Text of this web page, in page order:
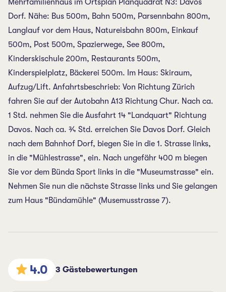
Mehrfamilienhaus im Ortsplan Planquadrat N3: Davos
Dorf. Nähe: Bus 500m, Bahn 500m, Parsennbahn 800m,
Langlauf vor dem Haus, Natureisbahn 800m, Einkauf
500m, Post 500m, Spazierwege, See 800m,
Kinderskischule 200m, Restaurants 500m,
Kinderspielplatz, Bäckerei 500m. Im Haus: Skiraum,
Aufzug/Lift. Anfahrtsbeschrieb: Von Richtung Zürich
fahren Sie auf der Autobahn A13 Richtung Chur. Nach ca.
1 Std. nehmen Sie die Ausfahrt 14 "Landquart" Richtung
Davos. Nach ca. ¾ Std. erreichen Sie Davos Dorf. Gleich
nach dem Bahnhof Dorf, biegen Sie in die 1. Strasse links,
in die "Mühlestrasse", ein. Nach ungefähr 400 m biegen
Sie vor dem Bünda Sport links in die "Museumstrasse" ein.
Nehmen Sie nun die nächste Strasse links und Sie gelangen
zum Haus "Bündamühle" (Musemusstrasse 7).
4.0 3 Gästebewertungen